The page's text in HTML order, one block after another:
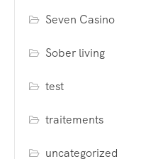
Seven Casino
Sober living
test
traitements
uncategorized